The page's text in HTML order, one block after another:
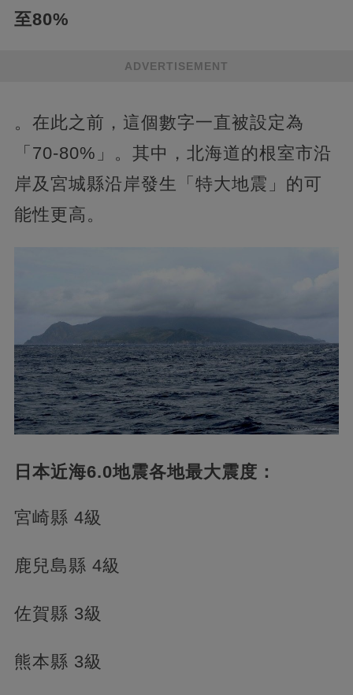
至80%
ADVERTISEMENT
。在此之前，這個數字一直被設定為
「70-80%」。其中，北海道的根室市沿
岸及宮城縣沿岸發生「特大地震」的可
能性更高。
日本近海6.0地震各地最大震度：
宮崎縣 4級
鹿兒島縣 4級
佐賀縣 3級
熊本縣 3級